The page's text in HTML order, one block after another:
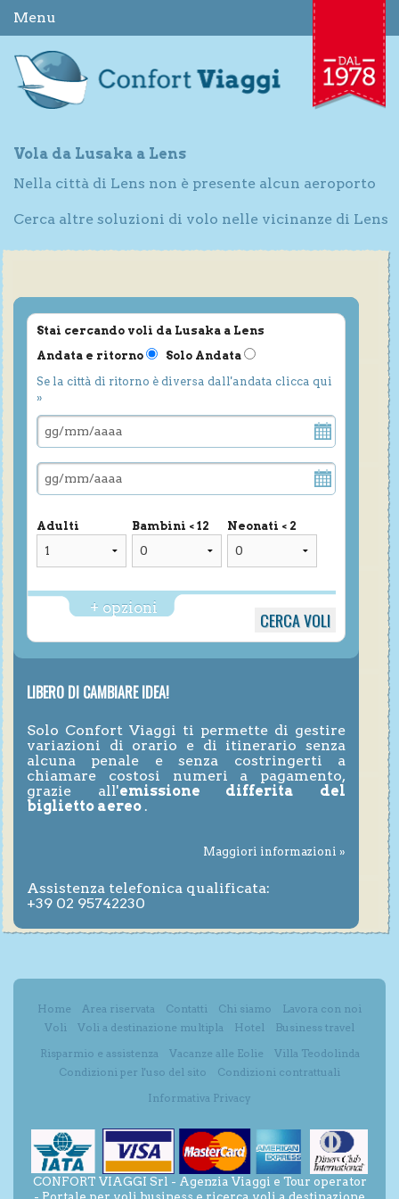
Menu
Vola da Lusaka a Lens
Nella città di Lens non è presente alcun aeroporto
Cerca altre soluzioni di volo nelle vicinanze di Lens
Stai cercando voli da Lusaka a Lens
Andata e ritorno
Solo Andata
Se la città di ritorno è diversa dall'andata clicca qui
»
Adulti Bambini < 12 Neonati < 2
+ opzioni
LIBERO DI CAMBIARE IDEA!
Solo Confort Viaggi ti permette di gestire
variazioni di orario e di itinerario senza
alcuna penale e senza costringerti a
chiamare costosi numeri a pagamento,
grazie all'emissione differita del
biglietto aereo .
Maggiori informazioni »
Assistenza telefonica qualificata:
+39 02 95742230
Home Area riservata Contatti Chi siamo
Lavora con noi
Voli
Voli a destinazione multipla Hotel
Business travel
Risparmio e assistenza
Vacanze alle Eolie
Villa Teodolinda
Condizioni per l'uso del sito
Condizioni contrattuali
Informativa Privacy
CONFORT VIAGGI Srl - Agenzia Viaggi e Tour operator
- Portale per voli business e ricerca voli a destinazione